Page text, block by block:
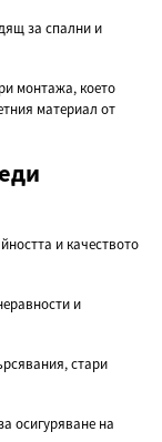
за спални и
монтажа, което
материал от
и качеството
и
стари
осигуряване на